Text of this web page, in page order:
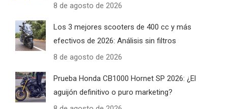
8 de agosto de 2026
Los 3 mejores scooters de 400 cc y más
efectivos de 2026: Análisis sin filtros
8 de agosto de 2026
Prueba Honda CB1000 Hornet SP 2026: ¿El
aguijón definitivo o puro marketing?